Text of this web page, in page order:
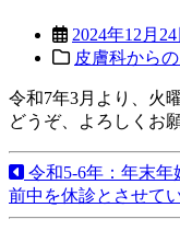
2024年12月24
皮膚科から
令和7年3月より、火
どうぞ、よろしくお
令和5-6年：年末
前中を休診とさせて